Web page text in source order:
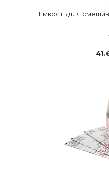
Емкость для